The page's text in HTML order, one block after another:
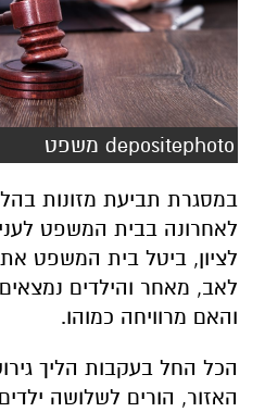
depositephoto משפט
במסגרת תביעת מזונות
לאחרונה בבית המשפט
לציון, ביטל בית המשפט
לאב, מאחר והילדים
והאם מרוויחה כמוהו.
הכל החל בעקבות הליך
האזור, הורים לשלושה